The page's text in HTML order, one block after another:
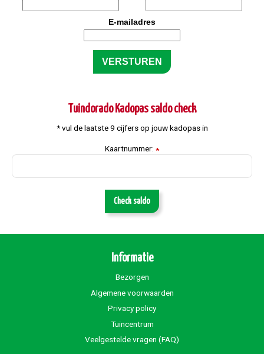
E-mailadres
Tuindorado Kadopas saldo check
* vul de laatste 9 cijfers op jouw kadopas in
Kaartnummer: *
Check saldo
Informatie
Bezorgen
Algemene voorwaarden
Privacy policy
Tuincentrum
Veelgestelde vragen (FAQ)